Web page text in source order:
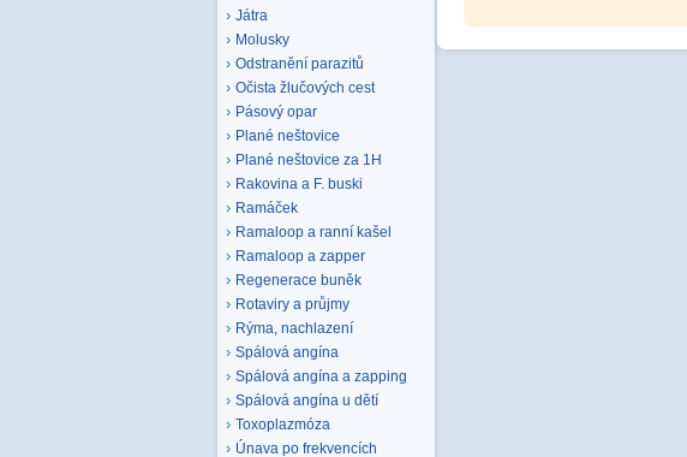
Játra
Molusky
Odstranění parazitů
Očista žlučových cest
Pásový opar
Plané neštovice
Plané neštovice za 1H
Rakovina a F. buski
Ramáček
Ramaloop a ranní kašel
Ramaloop a zapper
Regenerace buněk
Rotaviry a průjmy
Rýma, nachlazení
Spálová angína
Spálová angína a zapping
Spálová angína u dětí
Toxoplazmóza
Únava po frekvencích